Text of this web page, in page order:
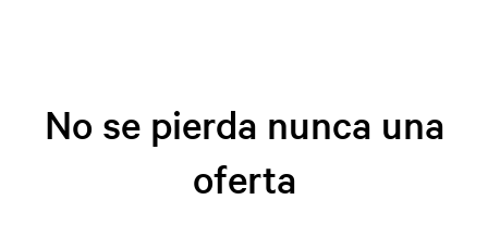
No se pierda nunca una
oferta